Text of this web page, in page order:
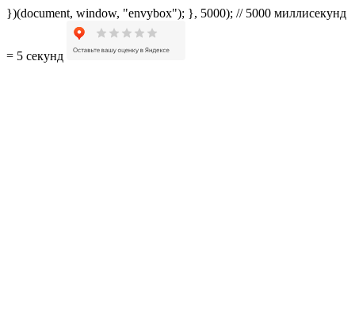
})(document, window, "envybox"); }, 5000); // 5000 миллисекунд
= 5 секунд